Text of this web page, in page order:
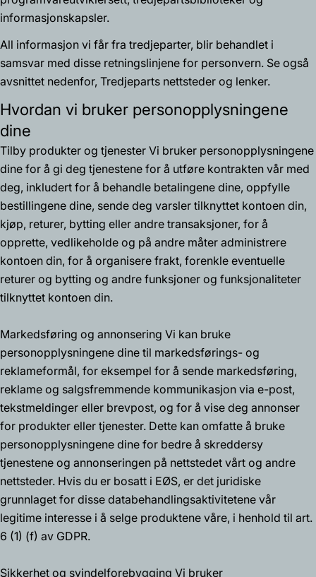
informasjonskapsler.
All informasjon vi får fra tredjeparter, blir behandlet i
samsvar med disse retningslinjene for personvern. Se også
avsnittet nedenfor, Tredjeparts nettsteder og lenker.
Hvordan vi bruker personopplysningene
dine
Tilby produkter og tjenester Vi bruker personopplysningene
dine for å gi deg tjenestene for å utføre kontrakten vår med
deg, inkludert for å behandle betalingene dine, oppfylle
bestillingene dine, sende deg varsler tilknyttet kontoen din,
kjøp, returer, bytting eller andre transaksjoner, for å
opprette, vedlikeholde og på andre måter administrere
kontoen din, for å organisere frakt, forenkle eventuelle
returer og bytting og andre funksjoner og funksjonaliteter
tilknyttet kontoen din.
Markedsføring og annonsering Vi kan bruke
personopplysningene dine til markedsførings- og
reklameformål, for eksempel for å sende markedsføring,
reklame og salgsfremmende kommunikasjon via e-post,
tekstmeldinger eller brevpost, og for å vise deg annonser
for produkter eller tjenester. Dette kan omfatte å bruke
personopplysningene dine for bedre å skreddersy
tjenestene og annonseringen på nettstedet vårt og andre
nettsteder. Hvis du er bosatt i EØS, er det juridiske
grunnlaget for disse databehandlingsaktivitetene vår
legitime interesse i å selge produktene våre, i henhold til art.
6 (1) (f) av GDPR.
Sikkerhet og svindelforebygging Vi bruker